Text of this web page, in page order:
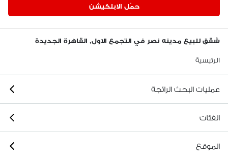
حمّل الابلكيشن
شقق للبيع مدينه نصر في التجمع الاول, القاهرة الجديدة
الرئيسية
عمليات البحث الرائجة
الفئات
الموقع